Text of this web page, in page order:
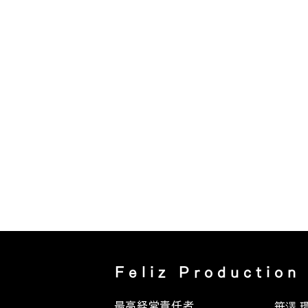
Feliz Production